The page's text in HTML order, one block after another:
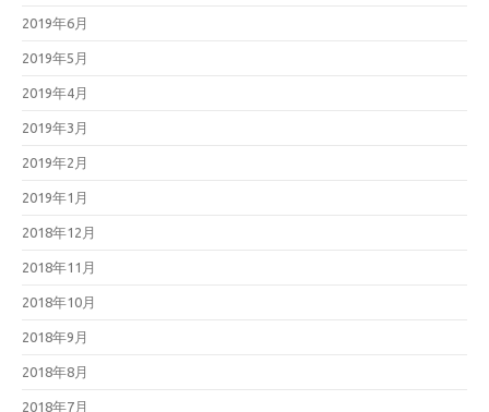
2019年6月
2019年5月
2019年4月
2019年3月
2019年2月
2019年1月
2018年12月
2018年11月
2018年10月
2018年9月
2018年8月
2018年7月